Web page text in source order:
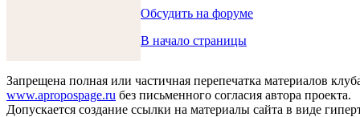
Обсудить на форуме
В начало страницы
Запрещена полная или частичная перепечатка материалов
www.apropospage.ru без письменного согласия автора проекта.
Допускается создание ссылки на материалы сайта в виде